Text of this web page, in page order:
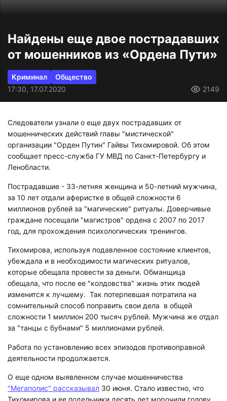
Найдены еще двое пострадавших
от мошенников из «Ордена Пути»
Криминал
Общество
17:30, 17.07.2020
2149
Следователи узнали о еще двух пострадавших от
мошеннических действий главы "мистической"
организации "Орден Путин" Гайвы Тихомировой. Об этом
сообщает пресс-служба ГУ МВД по Санкт-Петербургу и
Ленобласти.
Пострадавшие - 33-летняя женщина и 50-летний мужчина,
за 10 лет отдали аферистке в общей сложности 6
миллионов рублей за "магические" ритуалы. Доверчивые
граждане посещали "магистров" ордена с 2007 по 2017
год, для прохождения психологических тренингов.
Тихомирова, используя подавленное состояние клиентов,
убеждала и в необходимости магических ритуалов,
которые обещала провести за деньги. Обманщица
обещала, что после ее "колдовства" жизнь этих людей
изменится к лучшему. Так потерпевшая потратила на
сомнительный способ поправить свои дела в общей
сложности 1 миллион 200 тысяч рублей. Мужчина же отдал
за "танцы с бубнами" 5 миллионами рублей.
Работа по установлению всех эпизодов противоправной
деятельности продолжается.
О еще одном выявленном случае мошенничества
"Мегаполис" рассказывал 30 июня. Стало известно, что
Тихомирова и ее подельники десять лет морочили голову